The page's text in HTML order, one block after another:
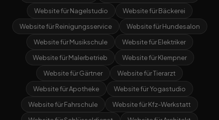
Website für Nagelstudio
Website für Bäckerei
Website für Reinigungsservice
Website für Hundesalon
Website für Musikschule
Website für Elektriker
Website für Malerbetrieb
Website für Klempner
Website für Gärtner
Website für Tierarzt
Website für Apotheke
Website für Yogastudio
Website für Fahrschule
Website für Kfz-Werkstatt